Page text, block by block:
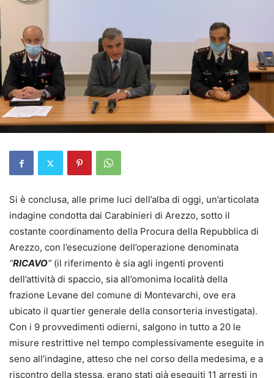
Si è conclusa, alle prime luci dell’alba di oggi, un’articolata
indagine condotta dai Carabinieri di Arezzo, sotto il
costante coordinamento della Procura della Repubblica di
Arezzo, con l’esecuzione dell’operazione denominata
“RICAVO” (il riferimento è sia agli ingenti proventi
dell’attività di spaccio, sia all’omonima località della
frazione Levane del comune di Montevarchi, ove era
ubicato il quartier generale della consorteria investigata).
Con i 9 provvedimenti odierni, salgono in tutto a 20 le
misure restrittive nel tempo complessivamente eseguite in
seno all’indagine, atteso che nel corso della medesima, e a
riscontro della stessa, erano stati già eseguiti 11 arresti in